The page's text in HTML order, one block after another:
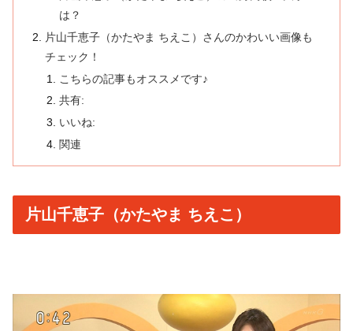
は？
片山千恵子（かたやま ちえこ）さんのかわいい画像も
チェック！
こちらの記事もオススメです♪
共有:
いいね:
関連
片山千恵子（かたやま ちえこ）